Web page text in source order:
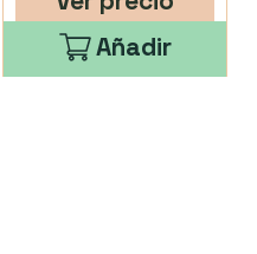
Añadir